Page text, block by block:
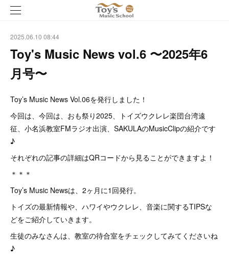
2025.06.10 08:44
Toy's Music News vol.6 〜2025年6
月号〜
Toy’s Music News Vol.06を発行しました！
今回は、今回は、おも祭り2025、トイズウクレレ楽団台湾遠
征、小名浜教室FMラジオ出演、SAKULAのMusicClipの紹介です
♪
それぞれの記事の詳細はQRコードから見ることができますよ！
＊＊＊
Toy’s Music Newsは、2ヶ月に1回発行。
トイズの最新情報や、ハワイやウクレレ、音楽に関するTIPSな
どをご紹介していきます。
生徒のみなさんは、教室の待合室をチェックしてみてくださいね
♪